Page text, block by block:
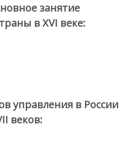
занятие
в XVI веке:
управления в России
веков: